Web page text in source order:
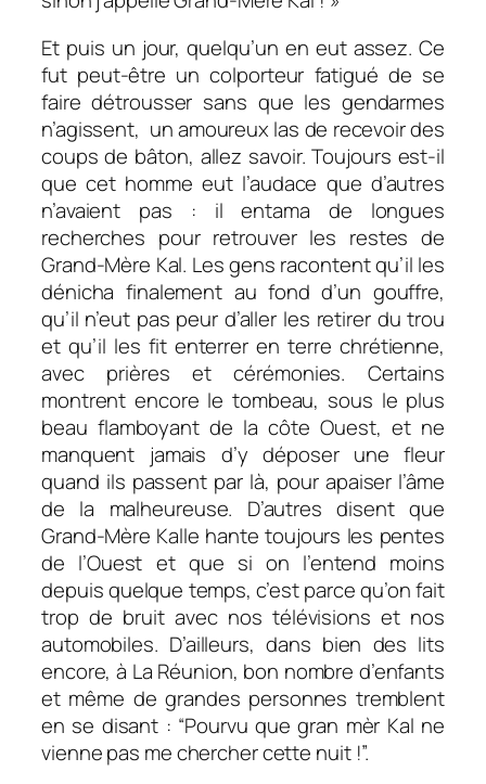
Et puis un jour, quelqu’un en eut assez. Ce
fut peut-être un colporteur fatigué de se
faire détrousser sans que les gendarmes
n’agissent, un amoureux las de recevoir des
coups de bâton, allez savoir. Toujours est-il
que cet homme eut l’audace que d’autres
n’avaient pas : il entama de longues
recherches pour retrouver les restes de
Grand-Mère Kal. Les gens racontent qu’il les
dénicha finalement au fond d’un gouffre,
qu’il n’eut pas peur d’aller les retirer du trou
et qu’il les fit enterrer en terre chrétienne,
avec prières et cérémonies. Certains
montrent encore le tombeau, sous le plus
beau flamboyant de la côte Ouest, et ne
manquent jamais d’y déposer une fleur
quand ils passent par là, pour apaiser l’âme
de la malheureuse. D’autres disent que
Grand-Mère Kalle hante toujours les pentes
de l’Ouest et que si on l’entend moins
depuis quelque temps, c’est parce qu’on fait
trop de bruit avec nos télévisions et nos
automobiles. D’ailleurs, dans bien des lits
encore, à La Réunion, bon nombre d’enfants
et même de grandes personnes tremblent
en se disant : “Pourvu que gran mèr Kal ne
vienne pas me chercher cette nuit !”.